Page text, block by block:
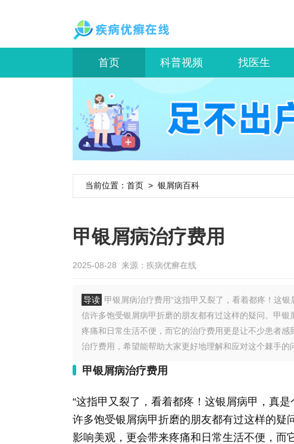
首页 科普视频 找医生
当前位置： 首页 > 银屑病百科
甲银屑病治疗费用
2025-08-28 来源： 疾病优癣在线
导读 甲银屑病治疗费用“这指甲又裂了，看着都疼！这
信许多饱受银屑病甲折磨的朋友都有过这样的疑问。甲
疼痛和日常生活不便，而它的治疗费用更是让不少患者
治疗费用，希望能帮助大家更好地理解和应对这个棘手的
甲银屑病治疗费用
“这指甲又裂了，看着都疼！这银屑病甲，真
许多饱受银屑病甲折磨的朋友都有过这样的疑
影响美观，更会带来疼痛和日常生活不便，而